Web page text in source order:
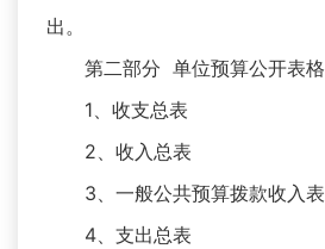
出。
第二部分 单位预算公开表格
1、收支总表
2、收入总表
3、一般公共预算拨款收入表
4、支出总表